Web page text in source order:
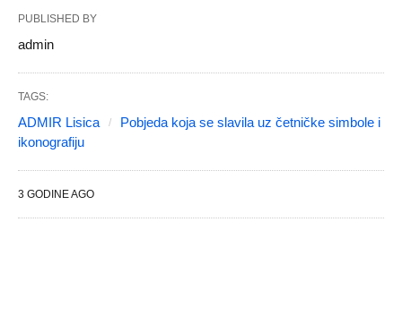
PUBLISHED BY
admin
TAGS:
ADMIR Lisica
Pobjeda koja se slavila uz četničke simbole i
ikonografiju
3 GODINE AGO